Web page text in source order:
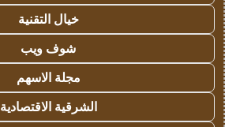
خيال التقنية
شوف ويب
مجلة الاسهم
الشرقية الاقتصادية